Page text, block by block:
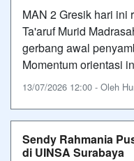
MAN 2 Gresik hari ini
Ta'aruf Murid
gerbang awal
Momentum orientasi
13/07/2026 12:00 - Oleh
Sendy Rahmania
di UINSA Surabaya